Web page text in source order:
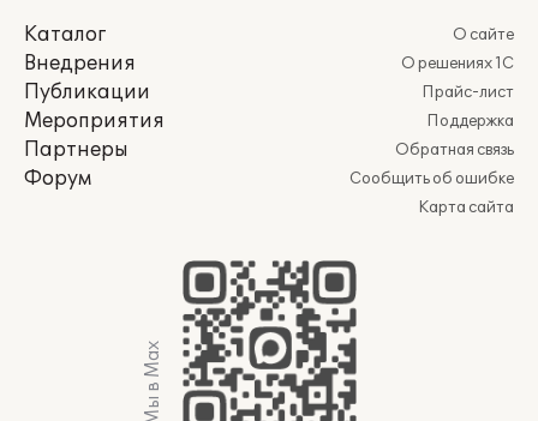
Каталог
Внедрения
Публикации
Мероприятия
Партнеры
Форум
О сайте
О решениях 1С
Прайс-лист
Поддержка
Обратная связь
Сообщить об ошибке
Карта сайта
Мы в Max